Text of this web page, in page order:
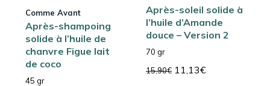
Comme Avant
Après-shampoing
solide à l’huile de
chanvre Figue lait
de coco
45 gr
Après-soleil solide à
l’huile d’Amande
douce – Version 2
70 gr
15,90€ Le
11,13€Le